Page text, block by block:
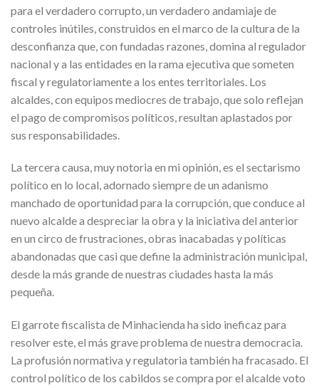
para el verdadero corrupto, un verdadero andamiaje de
controles inútiles, construidos en el marco de la cultura de la
desconfianza que, con fundadas razones, domina al regulador
nacional y a las entidades en la rama ejecutiva que someten
fiscal y regulatoriamente a los entes territoriales. Los
alcaldes, con equipos mediocres de trabajo, que solo reflejan
el pago de compromisos políticos, resultan aplastados por
sus responsabilidades.
La tercera causa, muy notoria en mi opinión, es el sectarismo
político en lo local, adornado siempre de un adanismo
manchado de oportunidad para la corrupción, que conduce al
nuevo alcalde a despreciar la obra y la iniciativa del anterior
en un circo de frustraciones, obras inacabadas y políticas
abandonadas que casi que define la administración municipal,
desde la más grande de nuestras ciudades hasta la más
pequeña.
El garrote fiscalista de Minhacienda ha sido ineficaz para
resolver este, el más grave problema de nuestra democracia.
La profusión normativa y regulatoria también ha fracasado. El
control político de los cabildos se compra por el alcalde voto